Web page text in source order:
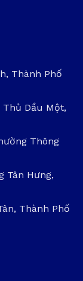
Thành Phố
Thủ Dầu Một,
Thông
Tân Hưng,
Thành Phố